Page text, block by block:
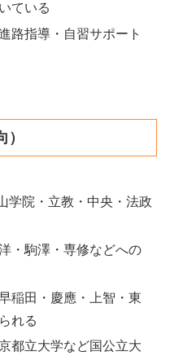
ている
路指導・自習サポート
学院・立教・中央・法政
・駒澤・専修などへの
稲田・慶應・上智・東
れる
都立大学など国公立大